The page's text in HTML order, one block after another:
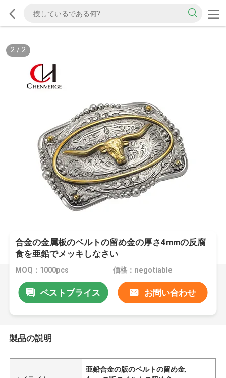
2/ 2
合金の金属板のベルトの留め金の厚さ4mmの反腐
食を亜鉛でメッキしなさい
MOQ：1000pcs 価格：negotiable
ベストプライス お問い合わせ
製品の説明
亜鉛合金の版のベルトの留め金,